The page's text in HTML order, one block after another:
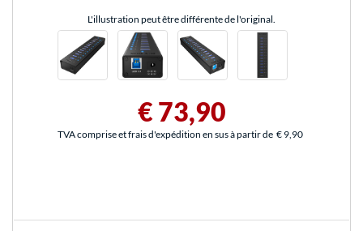
L'illustration peut être différente de l'original.
€ 73,90
TVA comprise et frais d'expédition en sus à partir de € 9,90